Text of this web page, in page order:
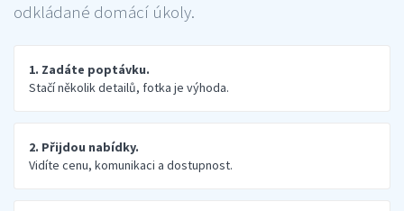
odkládané domácí úkoly.
1. Zadáte poptávku.
Stačí několik detailů, fotka je výhoda.
2. Přijdou nabídky.
Vidíte cenu, komunikaci a dostupnost.